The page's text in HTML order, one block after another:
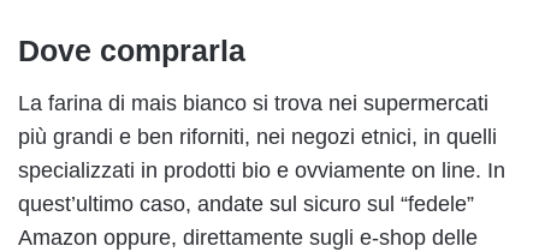
Dove comprarla
La farina di mais bianco si trova nei supermercati
più grandi e ben riforniti, nei negozi etnici, in quelli
specializzati in prodotti bio e ovviamente on line. In
quest’ultimo caso, andate sul sicuro sul “fedele”
Amazon oppure, direttamente sugli e-shop delle